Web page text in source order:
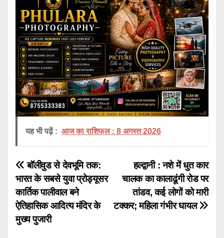
यह भी पढ़ें : आज का राशिफल : 8 अगस्त 2026
Post
navigation
हल्द्वानी : नशे में धुत कार
चालक का कालाढूंगी रोड पर
तांडव, कई लोगों को मारी
टक्कर; महिला गंभीर घायल
बॉलीवुड से देवभूमि तक:
भारत के सबसे युवा प्रोड्यूसर
कार्तिक पालीवाल बने
ऐतिहासिक आदित्य मंदिर के
मुख्य पुजारी